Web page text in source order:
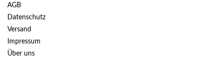
AGB
Datenschutz
Versand
Impressum
Über uns